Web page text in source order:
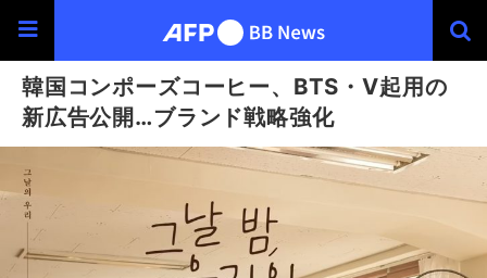
韓国コンポーズコーヒー、BTS・V起用の
新広告公開…ブランド戦略強化